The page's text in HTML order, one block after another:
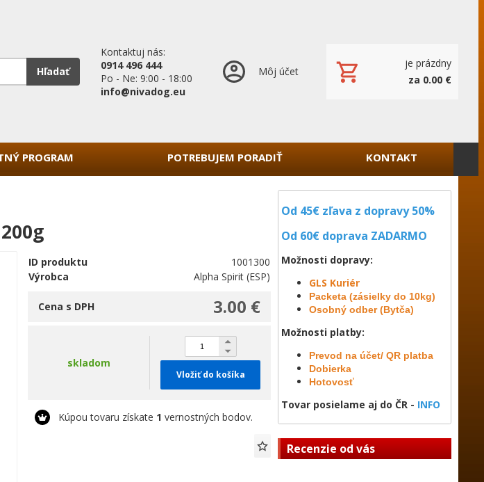
Hľadať
Kontaktuj nás:
0914 496 444
Po - Ne: 9:00 - 18:00
info@nivadog.eu
Môj účet
je prázdny
za 0.00 €
PROGRAM POTREBUJEM PORADIŤ KONTAKT
Od 45€ zľava z dopravy 50%
Od 60€ doprava ZADARMO
Možnosti dopravy:
GLS Kuriér
Packeta (zásielky do 10kg)
Osobný odber (Bytča)
Možnosti platby:
Prevod na účet/ QR platba
Dobierka
Hotovosť
Tovar posielame aj do ČR - INFO
Recenzie od vás
ID produktu
1001300
Výrobca
Alpha Spirit (ESP)
3.00 €
Cena s DPH
skladom
Vložiť do košíka
Kúpou tovaru získate 1 vernostných bodov.